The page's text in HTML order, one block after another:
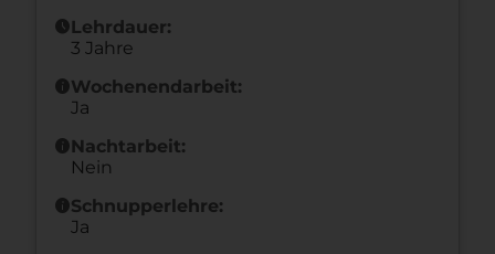
scheduleLehrdauer:
3 Jahre
infoWochenendarbeit:
Ja
infoNachtarbeit:
Nein
infoSchnupperlehre:
Ja